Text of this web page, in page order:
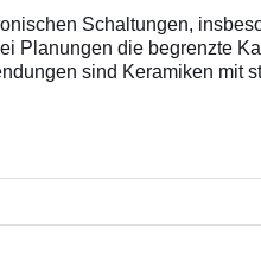
Schaltungen,
Planungen die begrenzte
sind Keramiken mit